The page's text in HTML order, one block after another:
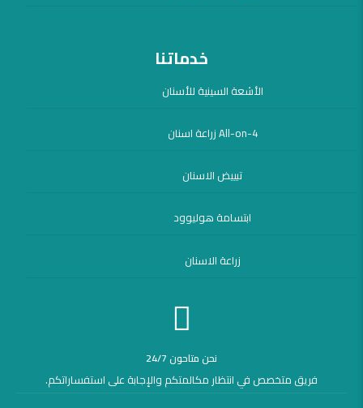
خدماتنا
الأشعة السينية للأسنان
All-on-4 زراعة اسنان
تبييض الاسنان
ابتسامة هوليوود
زراعة الاسنان
نحن متاحون 24/7
فريق متخصص في انتظار مكالمتكم والإجابة على استفساراتكم.